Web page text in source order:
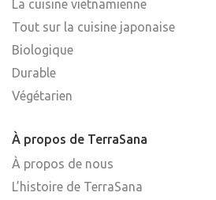
La cuisine vietnamienne
Tout sur la cuisine japonaise
Biologique
Durable
Végétarien
À propos de TerraSana
À propos de nous
L’histoire de TerraSana